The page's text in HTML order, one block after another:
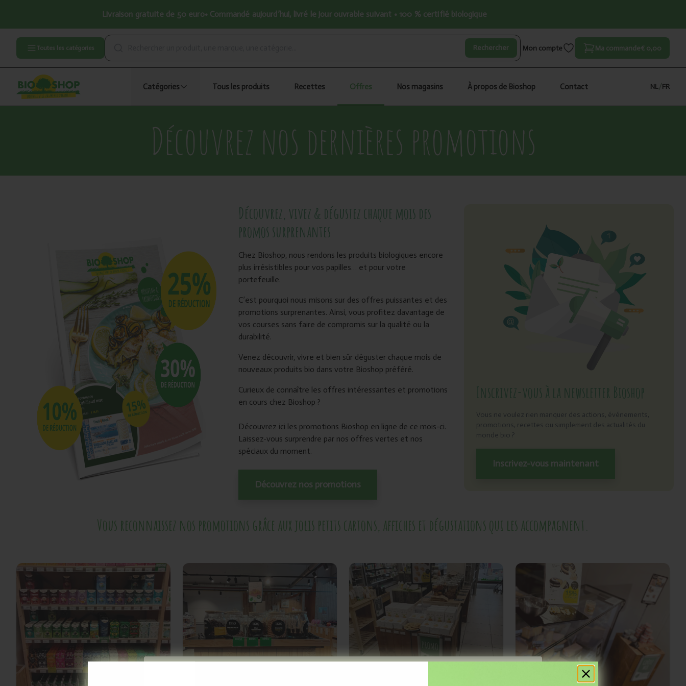
Livraison gratuite de 50 euro• Commandé aujourd’hui, livré le jour ouvrable suivant • 100 % certifié biologique
Toutes les catégories Rechercher Mon compte Ma commande€ 0,00
Catégories Tous les produits Recettes Offres Nos magasins À propos de Bioshop Contact NL FR
Découvrez nos dernières promotions
Découvrez, vivez & dégustez chaque mois des
promos surprenantes
Chez Bioshop, nous rendons les produits biologiques encore
plus irrésistibles pour vos papilles… et pour votre
portefeuille.
C’est pourquoi nous misons sur des offres puissantes et des
promotions surprenantes. Ainsi, vous profitez davantage de
vos courses sans faire de compromis sur la qualité ou la
durabilité.
Venez découvrir, vivre et bien sûr déguster chaque mois de
nouveaux produits bio dans votre Bioshop préféré.
Curieux de connaître les offres intéressantes et promotions
en cours chez Bioshop ?
Découvrez ici les promotions Bioshop en ligne de ce mois-ci.
Laissez-vous surprendre par nos offres vertes et nos
spéciaux du moment.
Découvrez nos promotions
Inscrivez-vous à la newsletter Bioshop
Vous ne voulez rien manquer des actions, événements,
promotions, recettes ou simplement des actualités du
monde bio ?
Inscrivez-vous maintenant
Vous reconnaissez nos promotions grâce aux jolis petits cartons, affiches et dégustations qui les accompagnent.